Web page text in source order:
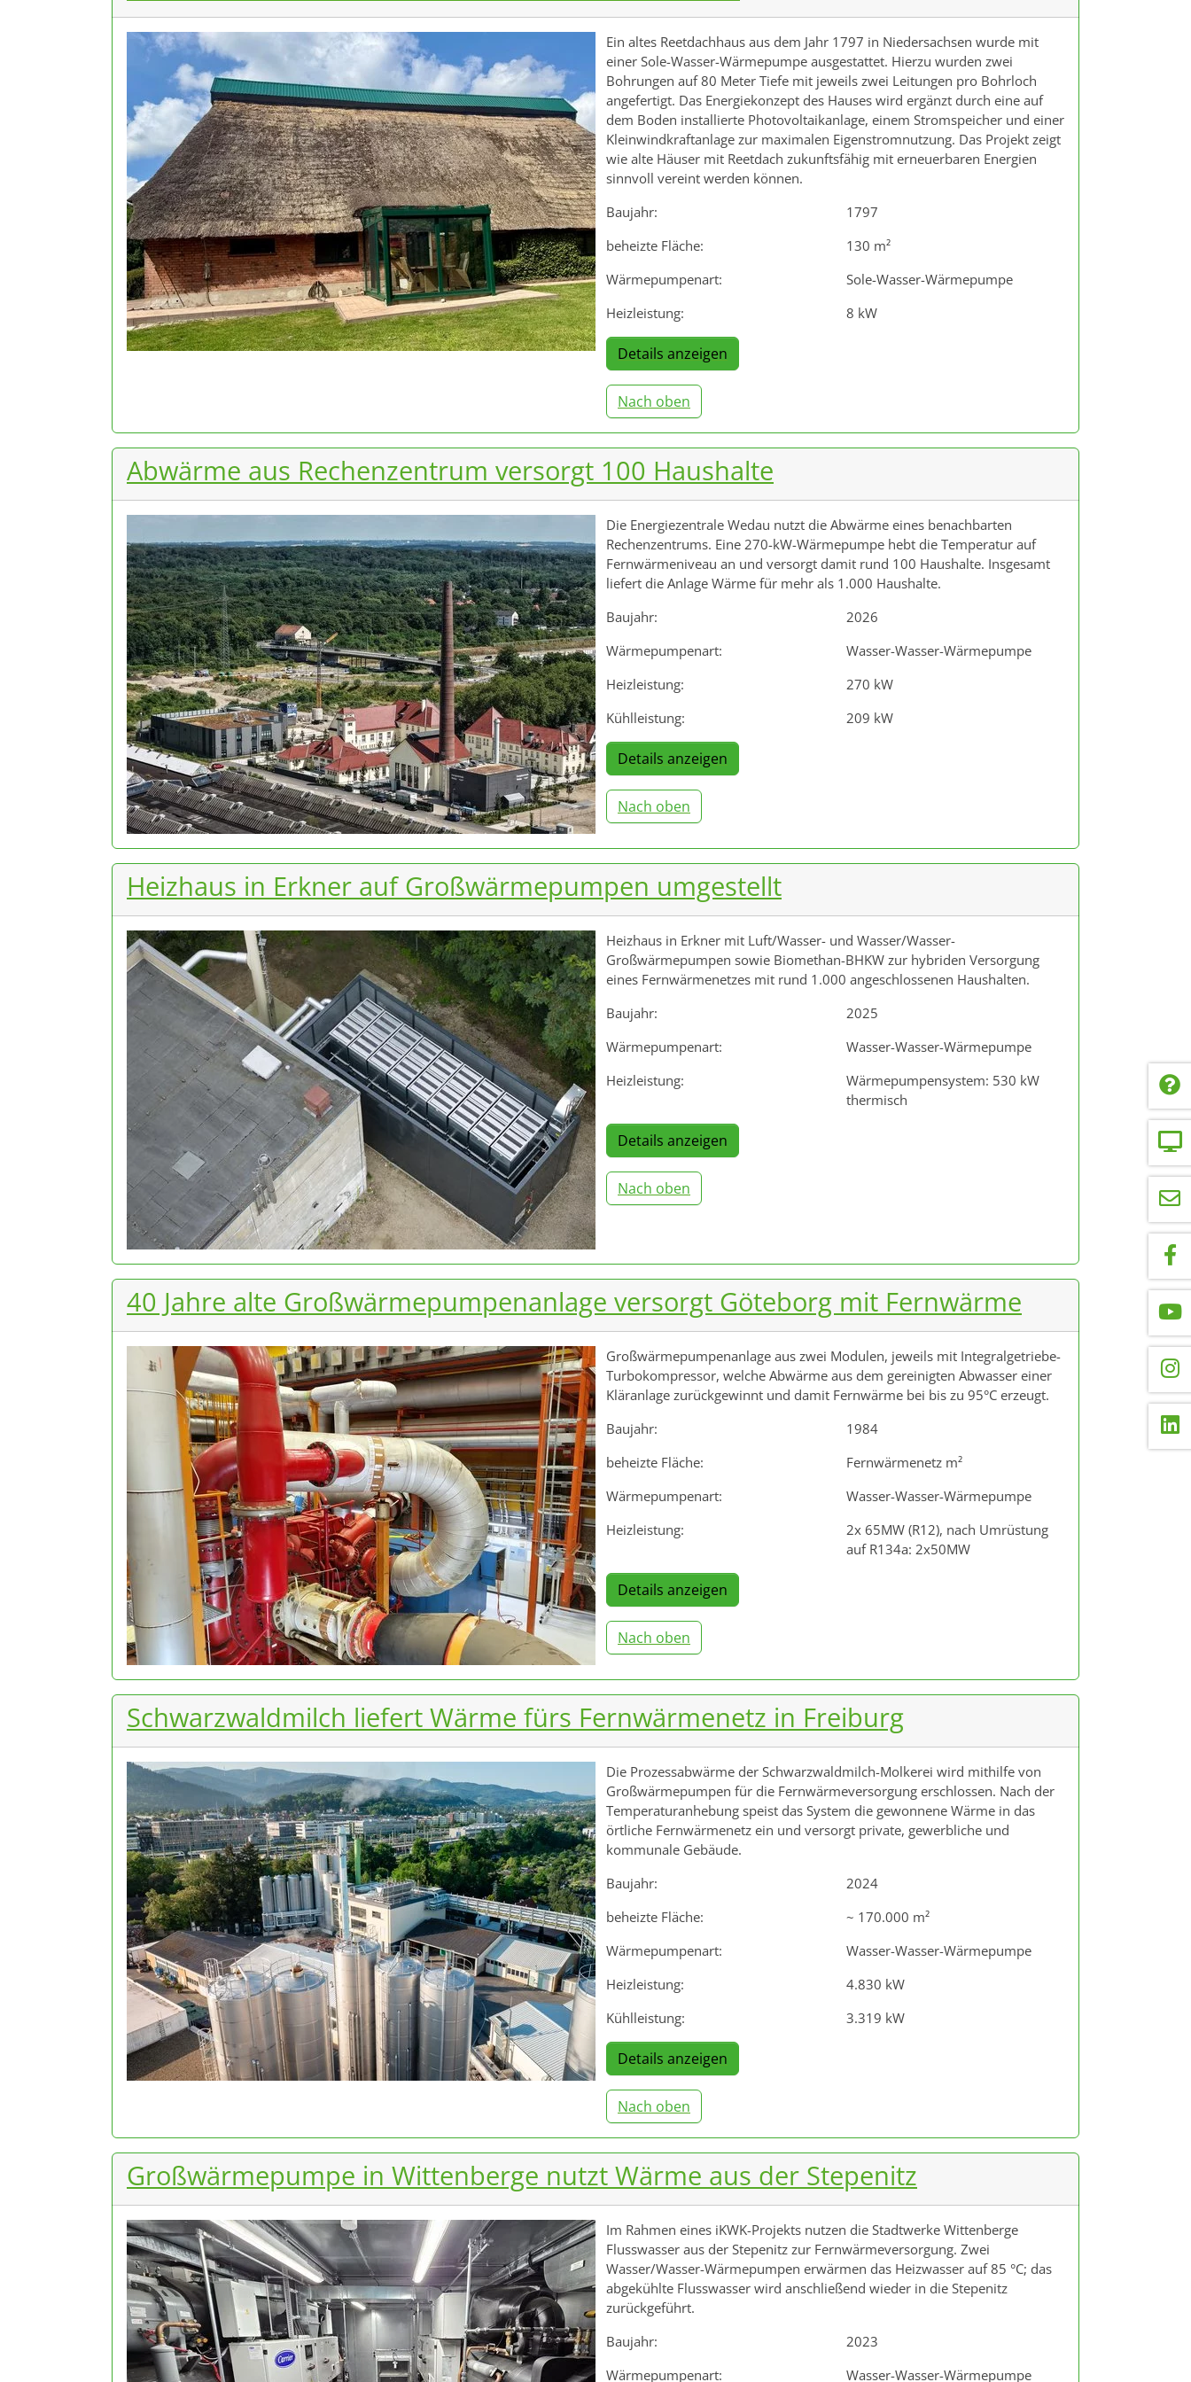
Ein altes Reetdachhaus aus dem Jahr 1797 in Niedersachsen wurde mit
einer Sole-Wasser-Wärmepumpe ausgestattet. Hierzu wurden zwei
Bohrungen auf 80 Meter Tiefe mit jeweils zwei Leitungen pro Bohrloch
angefertigt. Das Energiekonzept des Hauses wird ergänzt durch eine auf
dem Boden installierte Photovoltaikanlage, einem Stromspeicher und einer
Kleinwindkraftanlage zur maximalen Eigenstromnutzung. Das Projekt zeigt
wie alte Häuser mit Reetdach zukunftsfähig mit erneuerbaren Energien
sinnvoll vereint werden können.
Baujahr:
1797
beheizte Fläche:
130 m²
Wärmepumpenart:
Sole-Wasser-Wärmepumpe
Heizleistung:
8 kW
Details anzeigen
Nach oben
Abwärme aus Rechenzentrum versorgt 100 Haushalte
Die Energiezentrale Wedau nutzt die Abwärme eines benachbarten
Rechenzentrums. Eine 270-kW-Wärmepumpe hebt die Temperatur auf
Fernwärmeniveau an und versorgt damit rund 100 Haushalte. Insgesamt
liefert die Anlage Wärme für mehr als 1.000 Haushalte.
Baujahr:
2026
Wärmepumpenart:
Wasser-Wasser-Wärmepumpe
Heizleistung:
270 kW
Kühlleistung:
209 kW
Details anzeigen
Nach oben
Heizhaus in Erkner auf Großwärmepumpen umgestellt
Heizhaus in Erkner mit Luft/Wasser- und Wasser/Wasser-
Großwärmepumpen sowie Biomethan-BHKW zur hybriden Versorgung
eines Fernwärmenetzes mit rund 1.000 angeschlossenen Haushalten.
Baujahr:
2025
Wärmepumpenart:
Wasser-Wasser-Wärmepumpe
Heizleistung:
Wärmepumpensystem: 530 kW
thermisch
Details anzeigen
Nach oben
40 Jahre alte Großwärmepumpenanlage versorgt Göteborg mit Fernwärme
Großwärmepumpenanlage aus zwei Modulen, jeweils mit Integralgetriebe-
Turbokompressor, welche Abwärme aus dem gereinigten Abwasser einer
Kläranlage zurückgewinnt und damit Fernwärme bei bis zu 95°C erzeugt.
Baujahr:
1984
beheizte Fläche:
Fernwärmenetz m²
Wärmepumpenart:
Wasser-Wasser-Wärmepumpe
Heizleistung:
2x 65MW (R12), nach Umrüstung
auf R134a: 2x50MW
Details anzeigen
Nach oben
Schwarzwaldmilch liefert Wärme fürs Fernwärmenetz in Freiburg
Die Prozessabwärme der Schwarzwaldmilch-Molkerei wird mithilfe von
Großwärmepumpen für die Fernwärmeversorgung erschlossen. Nach der
Temperaturanhebung speist das System die gewonnene Wärme in das
örtliche Fernwärmenetz ein und versorgt private, gewerbliche und
kommunale Gebäude.
Baujahr:
2024
beheizte Fläche:
~ 170.000 m²
Wärmepumpenart:
Wasser-Wasser-Wärmepumpe
Heizleistung:
4.830 kW
Kühlleistung:
3.319 kW
Details anzeigen
Nach oben
Großwärmepumpe in Wittenberge nutzt Wärme aus der Stepenitz
Im Rahmen eines iKWK-Projekts nutzen die Stadtwerke Wittenberge
Flusswasser aus der Stepenitz zur Fernwärmeversorgung. Zwei
Wasser/Wasser-Wärmepumpen erwärmen das Heizwasser auf 85 °C; das
abgekühlte Flusswasser wird anschließend wieder in die Stepenitz
zurückgeführt.
Baujahr:
2023
Wärmepumpenart:
Wasser-Wasser-Wärmepumpe